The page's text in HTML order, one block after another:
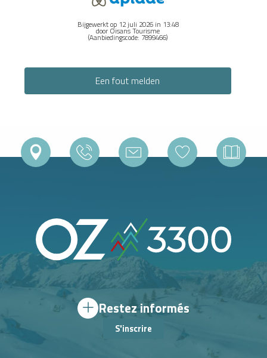
Bijgewerkt op 12 juli 2026 in 13:48
door Oisans Tourisme
(Aanbiedingscode: 7899466)
Een fout melden
Restez informés
S'inscrire